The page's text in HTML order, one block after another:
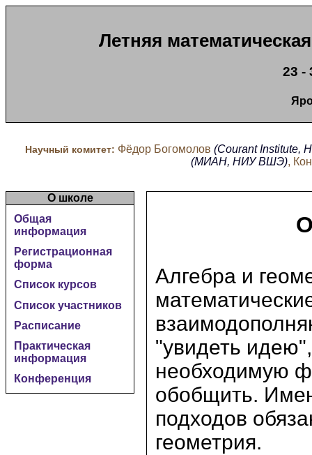
Летняя
23 -
Научный комитет: Фёдор Богомолов (Courant Institute,
(МИАН, НИУ ВШЭ),
О школе
Общая
информация
Регистрационная
форма
Список курсов
Список участников
Расписание
Практическая
информация
Конференция
Алгебра и
"увидеть
необходимую
обобщить.
подходов
геометрия.